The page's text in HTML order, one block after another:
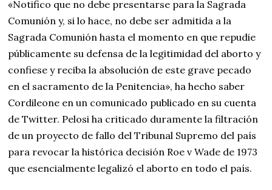
«Notifico que no debe presentarse para la Sagrada
Comunión y, si lo hace, no debe ser admitida a la
Sagrada Comunión hasta el momento en que repudie
públicamente su defensa de la legitimidad del aborto y
confiese y reciba la absolución de este grave pecado
en el sacramento de la Penitencia», ha hecho saber
Cordileone en un comunicado publicado en su cuenta
de Twitter. Pelosi ha criticado duramente la filtración
de un proyecto de fallo del Tribunal Supremo del país
para revocar la histórica decisión Roe v Wade de 1973
que esencialmente legalizó el aborto en todo el país.